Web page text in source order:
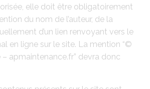
elle doit être obligatoirement
du nom de l’auteur, de la
d’un lien renvoyant vers le
en ligne sur le site. La mention “©
apmaintenance.fr” devra donc